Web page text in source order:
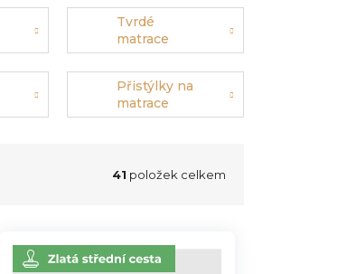
Tvrdé
matrace
Přistýlky na
matrace
41 položek celkem